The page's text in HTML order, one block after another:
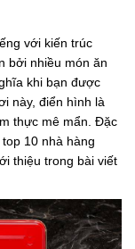
với kiến trúc
bởi nhiều món ăn
khi bạn được
này, điển hình là
thực mê mẩn. Đặc
10 nhà hàng
thiệu trong bài viết